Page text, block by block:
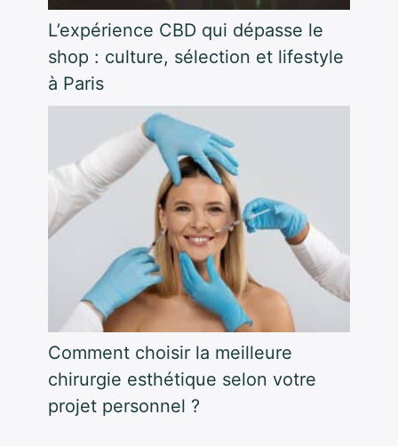
L’expérience CBD qui dépasse le
shop : culture, sélection et lifestyle
à Paris
Comment choisir la meilleure
chirurgie esthétique selon votre
projet personnel ?